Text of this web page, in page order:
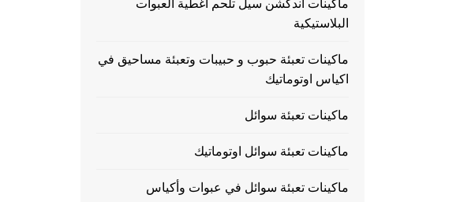
ماكينات اندكشن سيل تلحم اغطية العبوات
البلاستيكية
ماكينات تعبئة حبوب و حبيبات وتعبئة مساحيق في
اكياس اوتوماتيك
ماكينات تعبئة سوائل
ماكينات تعبئة سوائل اوتوماتيك
ماكينات تعبئة سوائل في عبوات وأكياس